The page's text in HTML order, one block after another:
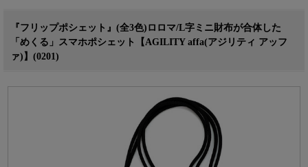
『フリップポシェット』(全3色)ロロマ/L字ミニ財布が合体した
「めくる」スマホポシェット【AGILITY affa(アジリティ アッフ
ァ)】(0201)